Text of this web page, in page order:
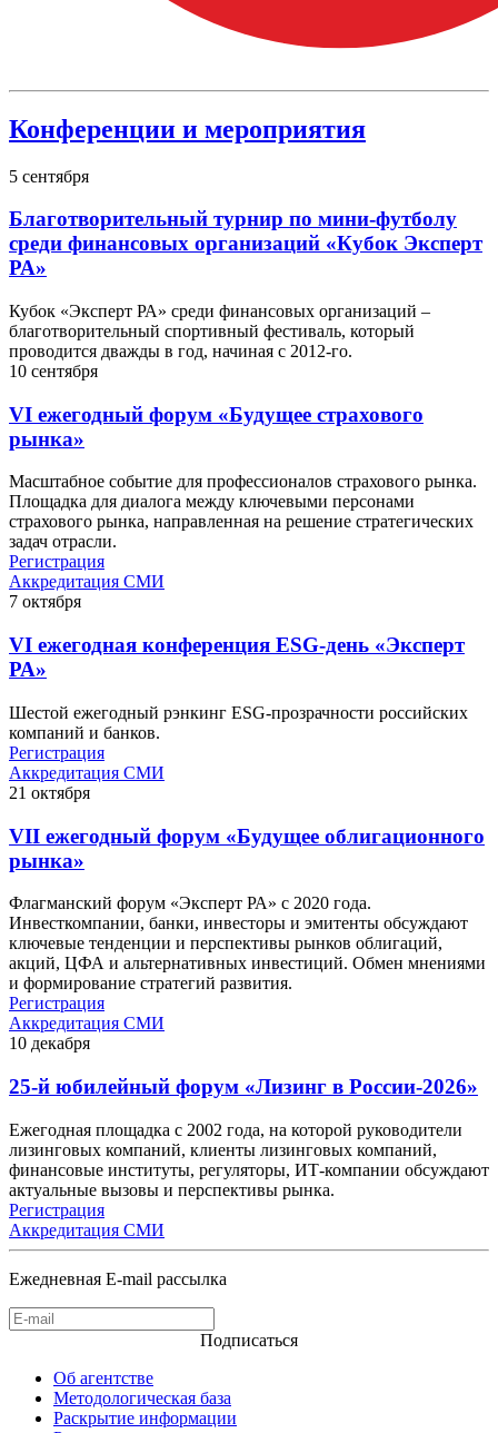
Конференции и мероприятия
5 сентября
Благотворительный турнир по мини-футболу
среди финансовых организаций «Кубок Эксперт
РА»
Кубок «Эксперт РА» среди финансовых организаций –
благотворительный спортивный фестиваль, который
проводится дважды в год, начиная с 2012-го.
10 сентября
VI ежегодный форум «Будущее страхового
рынка»
Масштабное событие для профессионалов страхового рынка.
Площадка для диалога между ключевыми персонами
страхового рынка, направленная на решение стратегических
задач отрасли.
Регистрация
Аккредитация СМИ
7 октября
VI ежегодная конференция ESG-день «Эксперт
РА»
Шестой ежегодный рэнкинг ESG-прозрачности российских
компаний и банков.
Регистрация
Аккредитация СМИ
21 октября
VII ежегодный форум «Будущее облигационного
рынка»
Флагманский форум «Эксперт РА» с 2020 года.
Инвесткомпании, банки, инвесторы и эмитенты обсуждают
ключевые тенденции и перспективы рынков облигаций,
акций, ЦФА и альтернативных инвестиций. Обмен мнениями
и формирование стратегий развития.
Регистрация
Аккредитация СМИ
10 декабря
25-й юбилейный форум «Лизинг в России-2026»
Ежегодная площадка с 2002 года, на которой руководители
лизинговых компаний, клиенты лизинговых компаний,
финансовые институты, регуляторы, ИТ-компании обсуждают
актуальные вызовы и перспективы рынка.
Регистрация
Аккредитация СМИ
Ежедневная E-mail рассылка
Подписаться
Об агентстве
Методологическая база
Раскрытие информации